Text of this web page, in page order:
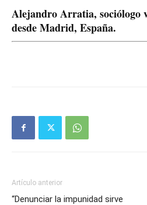
Alejandro Arratia, sociólogo
desde Madrid, España.
Artículo anterior
“Denunciar la impunidad sirve